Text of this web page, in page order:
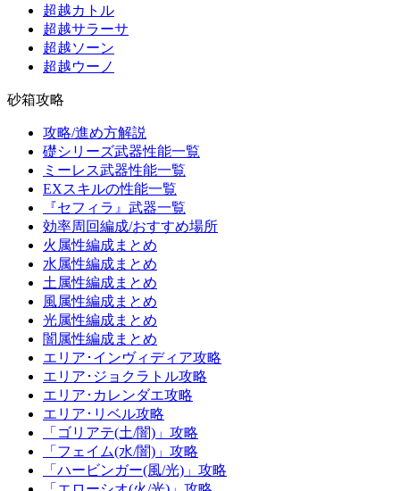
超越カトル
超越サラーサ
超越ソーン
超越ウーノ
砂箱攻略
攻略/進め方解説
礎シリーズ武器性能一覧
ミーレス武器性能一覧
EXスキルの性能一覧
『セフィラ』武器一覧
効率周回編成/おすすめ場所
火属性編成まとめ
水属性編成まとめ
土属性編成まとめ
風属性編成まとめ
光属性編成まとめ
闇属性編成まとめ
エリア･インヴィディア攻略
エリア･ジョクラトル攻略
エリア･カレンダエ攻略
エリア･リベル攻略
「ゴリアテ(土/闇)」攻略
「フェイム(水/闇)」攻略
「ハービンガー(風/光)」攻略